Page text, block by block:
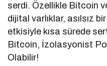
serdi. Özellikle Bitcoin
dijital varlıklar, asılsız
etkisiyle kısa sürede
Bitcoin, İzolasyonist
Olabilir!